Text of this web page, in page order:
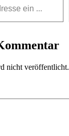
nicht veröffentlicht.